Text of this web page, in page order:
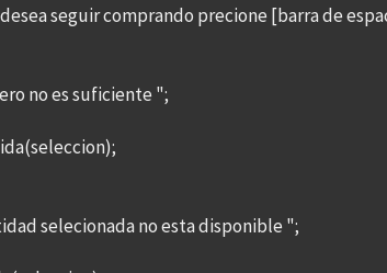
seguir comprando precione [barra de
no es suficiente ";
selecionada no esta disponible ";